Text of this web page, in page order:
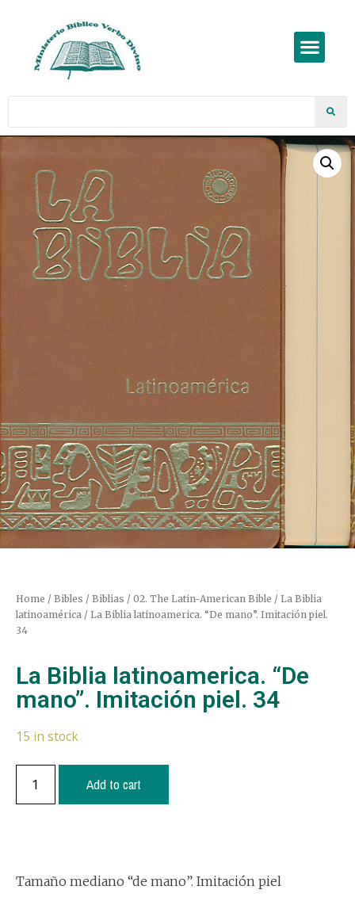
Home / Bibles / Biblias / 02. The Latin-American Bible / La Biblia
latinoamérica / La Biblia latinoamerica. “De mano”. Imitación piel.
34
La Biblia latinoamerica. “De
mano”. Imitación piel. 34
15 in stock
Add to cart
Tamaño mediano “de mano”. Imitación piel